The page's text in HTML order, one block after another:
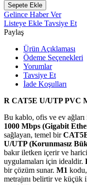
Sepete Ekle
Gelince Haber Ver
Listeye Ekle Tavsiye Et
Paylaş
Ürün Açıklaması
Ödeme Seçenekleri
Yorumlar
Tavsiye Et
İade Koşulları
R CAT5E U/UTP PVC
Bu kablo, ofis ve ev ağları
1000 Mbps (Gigabit
sağlayan, temel bir
U/UTP (Korunmasız
bakır iletken içerir ve
uygulamaları için idealdir.
bir çözüm sunar. M1
metrajını belirtir ve